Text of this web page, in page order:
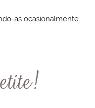
as ocasionalmente.